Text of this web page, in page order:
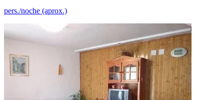
pers./noche (aprox.)